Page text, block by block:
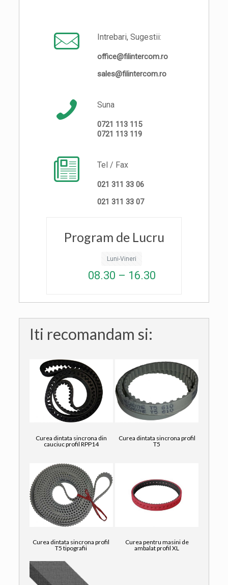
Intrebari, Sugestii:
office@filintercom.ro
sales@filintercom.ro
Suna
0721 113 115
0721 113 119
Tel / Fax
021 311 33 06
021 311 33 07
Program de Lucru
Luni-Vineri
08.30 – 16.30
Iti recomandam si:
Curea dintata sincrona din
cauciuc profil RPP14
Curea dintata sincrona profil
T5
Curea dintata sincrona profil
T5 tipografii
Curea pentru masini de
ambalat profil XL